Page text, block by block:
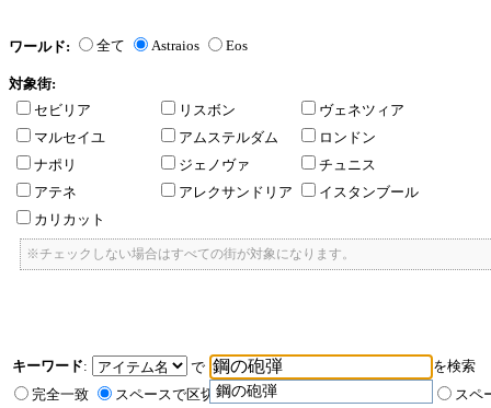
ワールド: 全て Astraios Eos
対象街:
セビリア
リスボン
ヴェネツィア
マルセイユ
アムステルダム
ロンドン
ナポリ
ジェノヴァ
チュニス
アテネ
アレクサンドリア
イスタンブール
カリカット
※チェックしない場合はすべての街が対象になります。
キーワード:
で
鋼の砲弾
を検索
完全一致
スペースで区切ったキーワードのいずれかを含む スペ